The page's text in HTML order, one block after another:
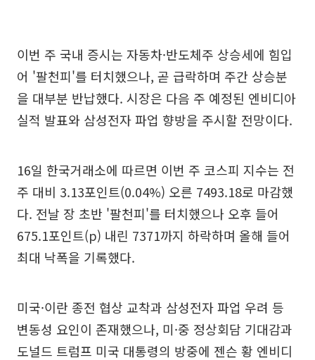
이번 주 국내 증시는 자동차·반도체주 상승세에 힘입
어 '팔천피'를 터치했으나, 곧 급락하며 주간 상승분
을 대부분 반납했다. 시장은 다음 주 예정된 엔비디아
실적 발표와 삼성전자 파업 향방을 주시할 전망이다.
16일 한국거래소에 따르면 이번 주 코스피 지수는 전
주 대비 3.13포인트(0.04%) 오른 7493.18로 마감했
다. 전날 장 초반 '팔천피'를 터치했으나 오후 들어
675.1포인트(p) 내린 7371까지 하락하며 올해 들어
최대 낙폭을 기록했다.
미국·이란 종전 협상 교착과 삼성전자 파업 우려 등
변동성 요인이 존재했으나, 미·중 정상회담 기대감과
도널드 트럼프 미국 대통령의 방중에 젠슨 황 엔비디